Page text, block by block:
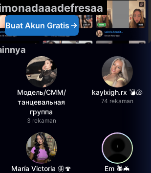
Buat Akun Gratis
Модель/СММ/
танцевальная
группа
3 rekaman
kaylxigh.rx 💣🐚
74 rekaman
María Victoria 🦋🍄 Em 🕷️🦇